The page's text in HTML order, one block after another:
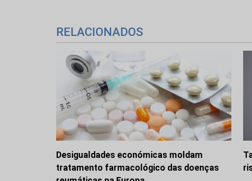
RELACIONADOS
Desigualdades económicas moldam
tratamento farmacológico das doenças